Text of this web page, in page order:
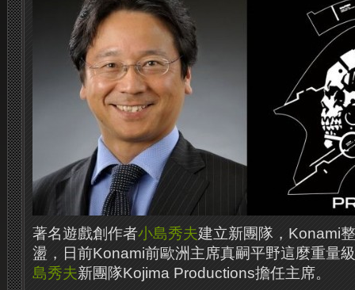
著名遊戲創作者小島秀夫建立新團隊，Konami
盪，日前Konami前歐洲主席真嗣平野這麼重量
島秀夫新團隊Kojima Productions擔任主席。